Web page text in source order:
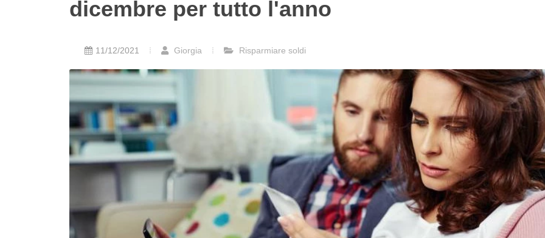
dicembre per tutto l'anno
11/12/2021 Giorgia Risparmiare soldi